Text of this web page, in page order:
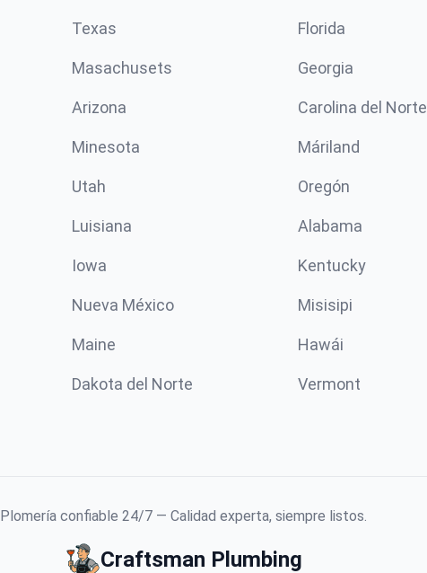
Texas Florida
Masachusets Georgia
Arizona Carolina del Norte
Minesota Máriland
Utah Oregón
Luisiana Alabama
Iowa Kentucky
Nueva México Misisipi
Maine Hawái
Dakota del Norte Vermont
Plomería confiable 24/7 — Calidad experta, siempre listos.
Craftsman Plumbing